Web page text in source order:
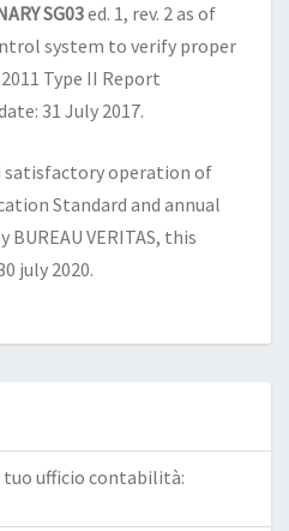
SG03ed. 1, rev. 2 as of
system to verify proper
Type II Report
31 July 2017.
satisfactory operation of
Standard and annual
VERITAS, this
july 2020.
ufficio contabilità: